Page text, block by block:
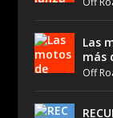
Las
más
Off